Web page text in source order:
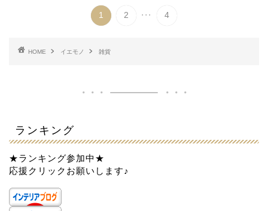
1 2 ... 4
HOME イエモノ 雑貨
ランキング
★ランキング参加中★
応援クリックお願いします♪